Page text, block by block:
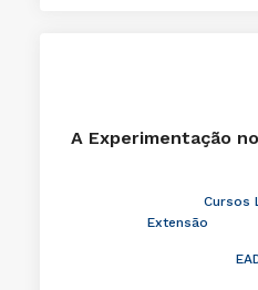
A Experimentação
Cursos
Extensão